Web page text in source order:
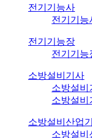
전기기능사
전기기능
전기기능장
전기기능
소방설비기사
소방설비
소방설비
소방설비산업
소방설비